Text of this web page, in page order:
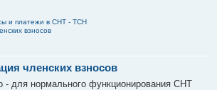
и платежи в СНТ - ТСН
взносов
членских взносов
- для нормального функционирования СНТ